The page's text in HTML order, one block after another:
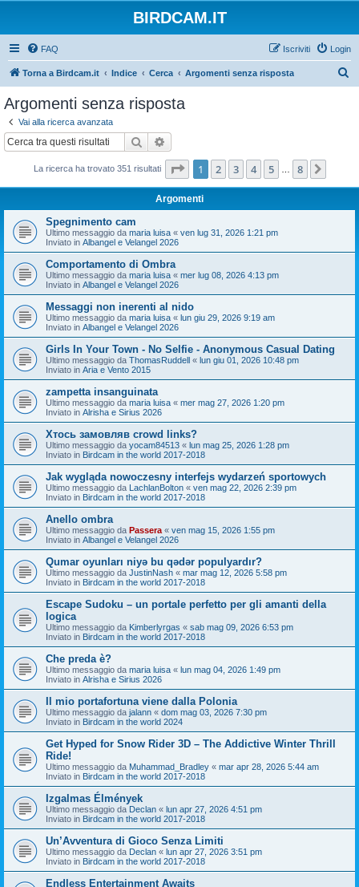
BIRDCAM.IT
FAQ Login
Iscriviti
Torna a Birdcam.it Indice Cerca Argomenti senza risposta
Argomenti senza risposta
Vai alla ricerca avanzata
Cerca
La ricerca ha trovato 351 risultati Pagina di
1 2 3 4 5 8
Argomenti
Spegnimento cam
Ultimo messaggio da maria luisa « ven lug 31, 2026 1:21 pm
Inviato in Albangel e Velangel 2026
Comportamento di Ombra
Ultimo messaggio da maria luisa « mer lug 08, 2026 4:13 pm
Inviato in Albangel e Velangel 2026
Messaggi non inerenti al nido
Ultimo messaggio da maria luisa « lun giu 29, 2026 9:19 am
Inviato in Albangel e Velangel 2026
Girls In Your Town - No Selfie - Anonymous Casual Dating
Ultimo messaggio da ThomasRuddell « lun giu 01, 2026 10:48 pm
Inviato in Aria e Vento 2015
zampetta insanguinata
Ultimo messaggio da maria luisa « mer mag 27, 2026 1:20 pm
Inviato in Alrisha e Sirius 2026
Хтось замовляв crowd links?
Ultimo messaggio da yocam84513 « lun mag 25, 2026 1:28 pm
Inviato in Birdcam in the world 2017-2018
Jak wygląda nowoczesny interfejs wydarzeń sportowych
Ultimo messaggio da LachlanBolton « ven mag 22, 2026 2:39 pm
Inviato in Birdcam in the world 2017-2018
Anello ombra
Ultimo messaggio da Passera « ven mag 15, 2026 1:55 pm
Inviato in Albangel e Velangel 2026
Qumar oyunları niyə bu qədər populyardır?
Ultimo messaggio da JustinNash « mar mag 12, 2026 5:58 pm
Inviato in Birdcam in the world 2017-2018
Escape Sudoku – un portale perfetto per gli amanti della
logica
Ultimo messaggio da Kimberlyrgas « sab mag 09, 2026 6:53 pm
Inviato in Birdcam in the world 2017-2018
Che preda è?
Ultimo messaggio da maria luisa « lun mag 04, 2026 1:49 pm
Inviato in Alrisha e Sirius 2026
Il mio portafortuna viene dalla Polonia
Ultimo messaggio da jalann « dom mag 03, 2026 7:30 pm
Inviato in Birdcam in the world 2024
Get Hyped for Snow Rider 3D – The Addictive Winter Thrill
Ride!
Ultimo messaggio da Muhammad_Bradley « mar apr 28, 2026 5:44 am
Inviato in Birdcam in the world 2017-2018
Izgalmas Élmények
Ultimo messaggio da Declan « lun apr 27, 2026 4:51 pm
Inviato in Birdcam in the world 2017-2018
Un’Avventura di Gioco Senza Limiti
Ultimo messaggio da Declan « lun apr 27, 2026 3:51 pm
Inviato in Birdcam in the world 2017-2018
Endless Entertainment Awaits